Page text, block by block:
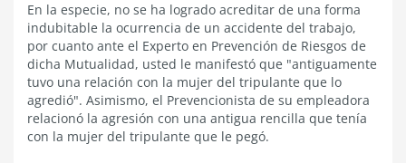
En la especie, no se ha logrado acreditar de una forma
indubitable la ocurrencia de un accidente del trabajo,
por cuanto ante el Experto en Prevención de Riesgos de
dicha Mutualidad, usted le manifestó que "antiguamente
tuvo una relación con la mujer del tripulante que lo
agredió". Asimismo, el Prevencionista de su empleadora
relacionó la agresión con una antigua rencilla que tenía
con la mujer del tripulante que le pegó.